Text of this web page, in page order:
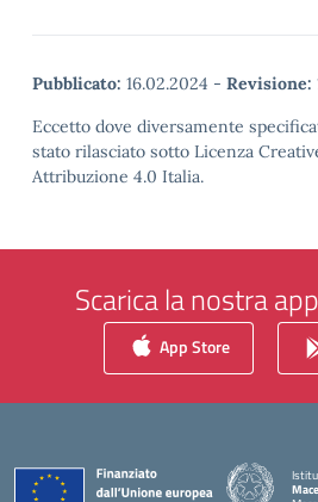
Pubblicato: 16.02.2024 - Revisione:
Eccetto dove diversamente
stato rilasciato sotto Licenza
Attribuzione 4.0 Italia.
Scarica la nostra
App Store